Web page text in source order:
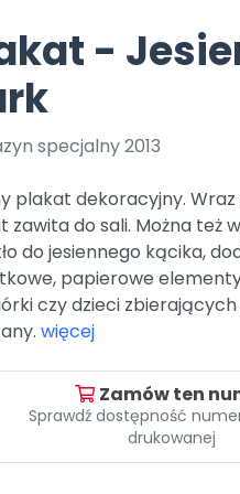
Archiwalne
Pomoc
Promocje
czerwca 2024 r. uzyskała
r. Nr decyzji:
Online.
Bliżej Pieska
Pomoc zwierzętom
Książka (dla) Przedszkolaka
TikTok
Zobacz nas na TikToku
YouTube
-
specjalny 2013
plakat dekoracyjny. Wraz
zawita do sali. Można też
do jesiennego kącika,
papierowe
czy dzieci
więcej
Zamów ten
Sprawdź dostępność
drukowanej